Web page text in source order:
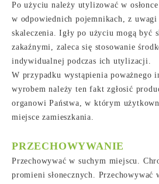
Po użyciu należy utylizować w
w odpowiednich pojemnikach, z
skaleczenia. Igły po użyciu mogą być
zakaźnymi, zaleca się stosowanie
indywidualnej podczas ich utylizacji.
W przypadku wystąpienia poważnego
wyrobem należy ten fakt zgłosić
organowi Państwa, w którym
miejsce zamieszkania.
PRZECHOWYWANIE
Przechowywać w suchym miejscu.
promieni słonecznych. Przechowywać